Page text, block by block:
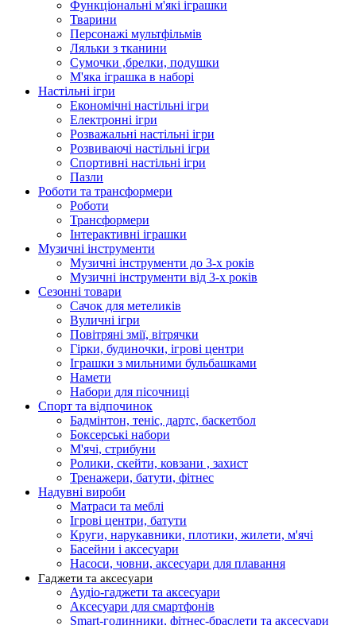
Функціональні м'які іграшки
Тварини
Персонажі мультфільмів
Ляльки з тканини
Сумочки ,брелки, подушки
М'яка іграшка в наборі
Настільні ігри
Економічні настільні ігри
Електронні ігри
Розважальні настільні ігри
Розвиваючі настільні ігри
Спортивні настільні ігри
Пазли
Роботи та трансформери
Роботи
Трансформери
Інтерактивні іграшки
Музичні інструменти
Музичні інструменти до 3-х років
Музичні інструменти від 3-х років
Сезонні товари
Сачок для метеликів
Вуличні ігри
Повітряні змії, вітрячки
Гірки, будиночки, ігрові центри
Іграшки з мильними бульбашками
Намети
Набори для пісочниці
Спорт та відпочинок
Бадмінтон, теніс, дартс, баскетбол
Боксерські набори
М'ячі, стрибуни
Ролики, скейти, ковзани , захист
Тренажери, батути, фітнес
Надувні вироби
Матраси та меблі
Ігрові центри, батути
Круги, нарукавники, плотики, жилети, м'ячі
Басейни і аксесуари
Насоси, човни, аксесуари для плавання
Гаджети та аксесуари
Аудіо-гаджети та аксесуари
Аксесуари для смартфонів
Smart-годинники, фітнес-браслети та аксесуари